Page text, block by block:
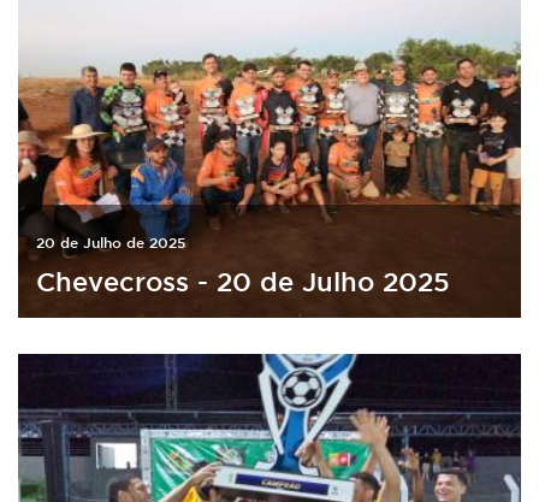
20 de Julho de 2025
Chevecross - 20 de Julho 2025